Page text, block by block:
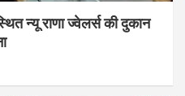
न्यू राणा ज्वेलर्स की दुकान